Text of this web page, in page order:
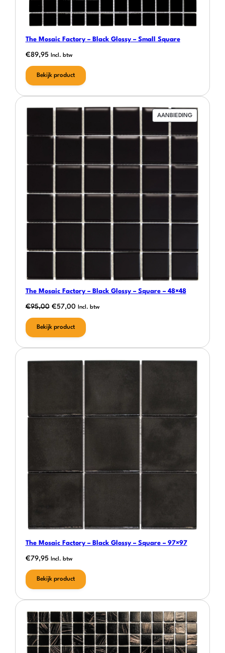
The Mosaic Factory – Black Glossy – Small Square
€89,95 Incl. btw
Bekijk product
AANBIEDINGPRODUCT
IN
DE
The Mosaic Factory – Black Glossy – Square – 48×48
€95,00 Oorspronkelijke
prijs
was:
€57,00Huidige
prijs
Incl. btw
Bekijk product
The Mosaic Factory – Black Glossy – Square – 97×97
€79,95 Incl. btw
Bekijk product